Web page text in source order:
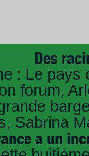
Des
: Le pays
forum,
Sabrina
a un